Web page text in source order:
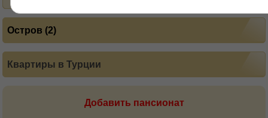
Остров (2)
Квартиры в Турции
Добавить пансионат